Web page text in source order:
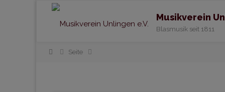
Musikverein
Blasmusik seit 1811
HomeSeite